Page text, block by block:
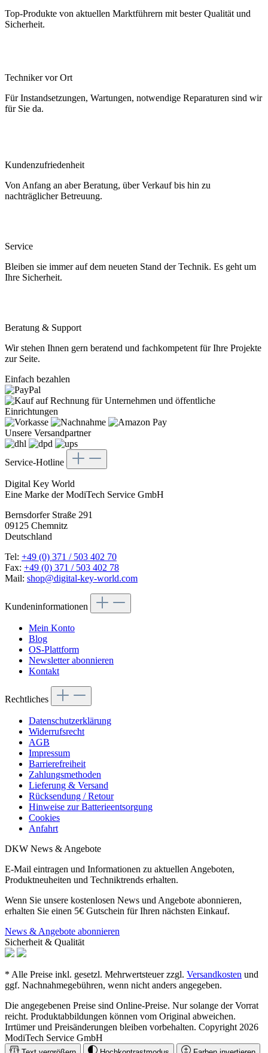
Top-Produkte von aktuellen Marktführern mit bester Qualität und
Sicherheit.
Techniker vor Ort
Für Instandsetzungen, Wartungen, notwendige Reparaturen sind wir
für Sie da.
Kundenzufriedenheit
Von Anfang an aber Beratung, über Verkauf bis hin zu
nachträglicher Betreuung.
Service
Bleiben sie immer auf dem neueten Stand der Technik. Es geht um
Ihre Sicherheit.
Beratung & Support
Wir stehen Ihnen gern beratend und fachkompetent für Ihre Projekte
zur Seite.
Einfach bezahlen
Unsere Versandpartner
Service-Hotline
Digital Key World
Eine Marke der ModiTech Service GmbH
Bernsdorfer Straße 291
09125 Chemnitz
Deutschland
Tel: +49 (0) 371 / 503 402 70
Fax: +49 (0) 371 / 503 402 78
Mail: shop@digital-key-world.com
Kundeninformationen
Mein Konto
Blog
OS-Plattform
Newsletter abonnieren
Kontakt
Rechtliches
Datenschutzerklärung
Widerrufsrecht
AGB
Impressum
Barrierefreiheit
Zahlungsmethoden
Lieferung & Versand
Rücksendung / Retour
Hinweise zur Batterieentsorgung
Cookies
Anfahrt
DKW News & Angebote
E-Mail eintragen und Informationen zu aktuellen Angeboten,
Produktneuheiten und Techniktrends erhalten.
Wenn Sie unsere kostenlosen News und Angebote abonnieren,
erhalten Sie einen 5€ Gutschein für Ihren nächsten Einkauf.
News & Angebote abonnieren
Sicherheit & Qualität
* Alle Preise inkl. gesetzl. Mehrwertsteuer zzgl. Versandkosten und
ggf. Nachnahmegebühren, wenn nicht anders angegeben.
Die angegebenen Preise sind Online-Preise. Nur solange der Vorrat
reicht. Produktabbildungen können vom Original abweichen.
Irrtümer und Preisänderungen bleiben vorbehalten. Copyright 2026
ModiTech Service GmbH